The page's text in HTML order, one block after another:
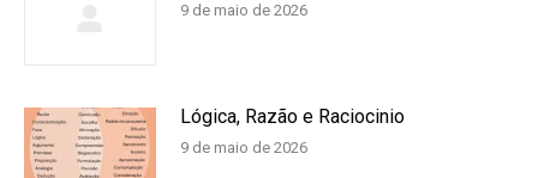
9 de maio de 2026
Lógica, Razão e Raciocinio
9 de maio de 2026